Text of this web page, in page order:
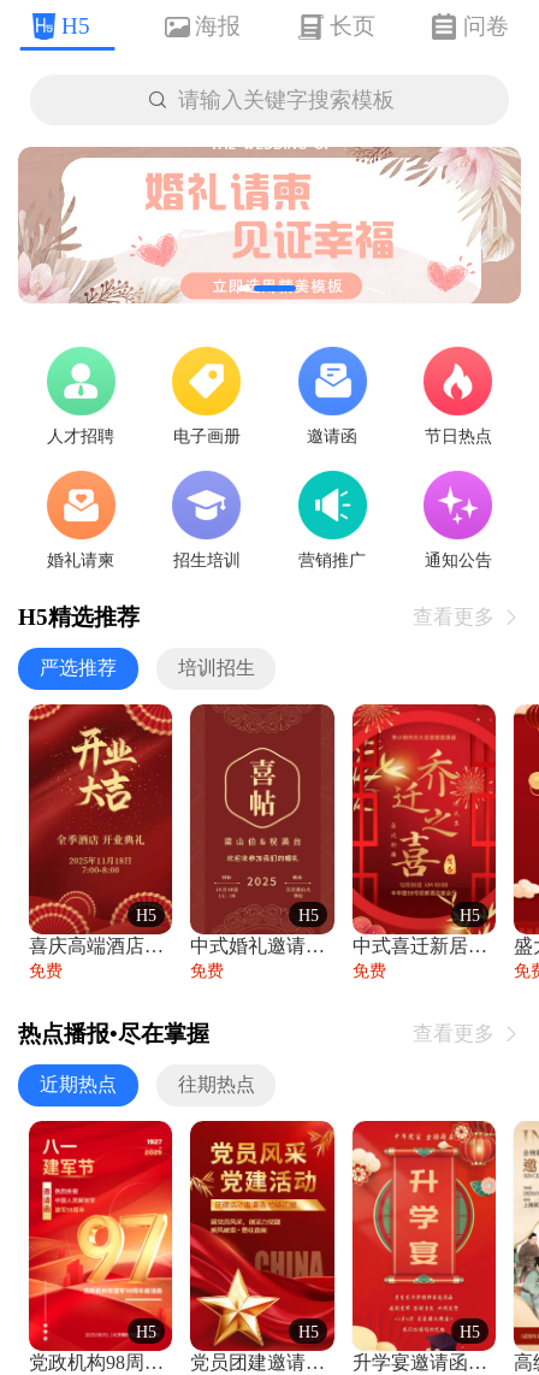
H5 海报 长页 问卷
 请输入关键字搜索模板
人才招聘 电子画册 邀请函 节日热点
婚礼请柬 招生培训 营销推广 通知公告
H5精选推荐 查看更多 
严选推荐 培训招生
H5
喜庆高端酒店开业大吉邀请函
免费
H5
中式婚礼邀请函中国风传统复古婚礼请柬请帖
免费
H5
中式喜迁新居乔迁之喜邀请函宴会请帖
免费 免
热点播报•尽在掌握 查看更多 
近期热点 往期热点
H5
党政机构98周年八一建军节庆祝晚会活动邀
H5
党员团建邀请函党建活动风采党会工作汇报总
H5
升学宴邀请函喜报金榜题名高端谢师宴邀请函